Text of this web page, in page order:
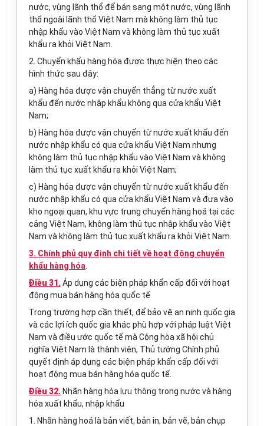
nước, vùng lãnh thổ để bán sang một nước, vùng lãnh
thổ ngoài lãnh thổ Việt Nam mà không làm thủ tục
nhập khẩu vào Việt Nam và không làm thủ tục xuất
khẩu ra khỏi Việt Nam.
2. Chuyển khẩu hàng hóa được thực hiện theo các
hình thức sau đây:
a) Hàng hóa được vận chuyển thẳng từ nước xuất
khẩu đến nước nhập khẩu không qua cửa khẩu Việt
Nam;
b) Hàng hóa được vận chuyển từ nước xuất khẩu đến
nước nhập khẩu có qua cửa khẩu Việt Nam nhưng
không làm thủ tục nhập khẩu vào Việt Nam và không
làm thủ tục xuất khẩu ra khỏi Việt Nam;
c) Hàng hóa được vận chuyển từ nước xuất khẩu đến
nước nhập khẩu có qua cửa khẩu Việt Nam và đưa vào
kho ngoại quan, khu vực trung chuyển hàng hoá tại các
cảng Việt Nam, không làm thủ tục nhập khẩu vào Việt
Nam và không làm thủ tục xuất khẩu ra khỏi Việt Nam.
3. Chính phủ quy định chi tiết về hoạt động chuyển
khẩu hàng hóa
Điều 31.Áp dụng các biện pháp khẩn cấp đối với hoạt
động mua bán hàng hóa quốc tế
Trong trường hợp cần thiết, để bảo vệ an ninh quốc gia
và các lợi ích quốc gia khác phù hợp với pháp luật Việt
Nam và điều ước quốc tế mà Cộng hòa xã hội chủ
nghĩa Việt Nam là thành viên, Thủ tướng Chính phủ
quyết định áp dụng các biện pháp khẩn cấp đối với
hoạt động mua bán hàng hóa quốc tế.
Điều 32. Nhãn hàng hóa lưu thông trong nước và hàng
hóa xuất khẩu, nhập khẩu
1. Nhãn hàng hoá là bản viết, bản in, bản vẽ, bản chụp